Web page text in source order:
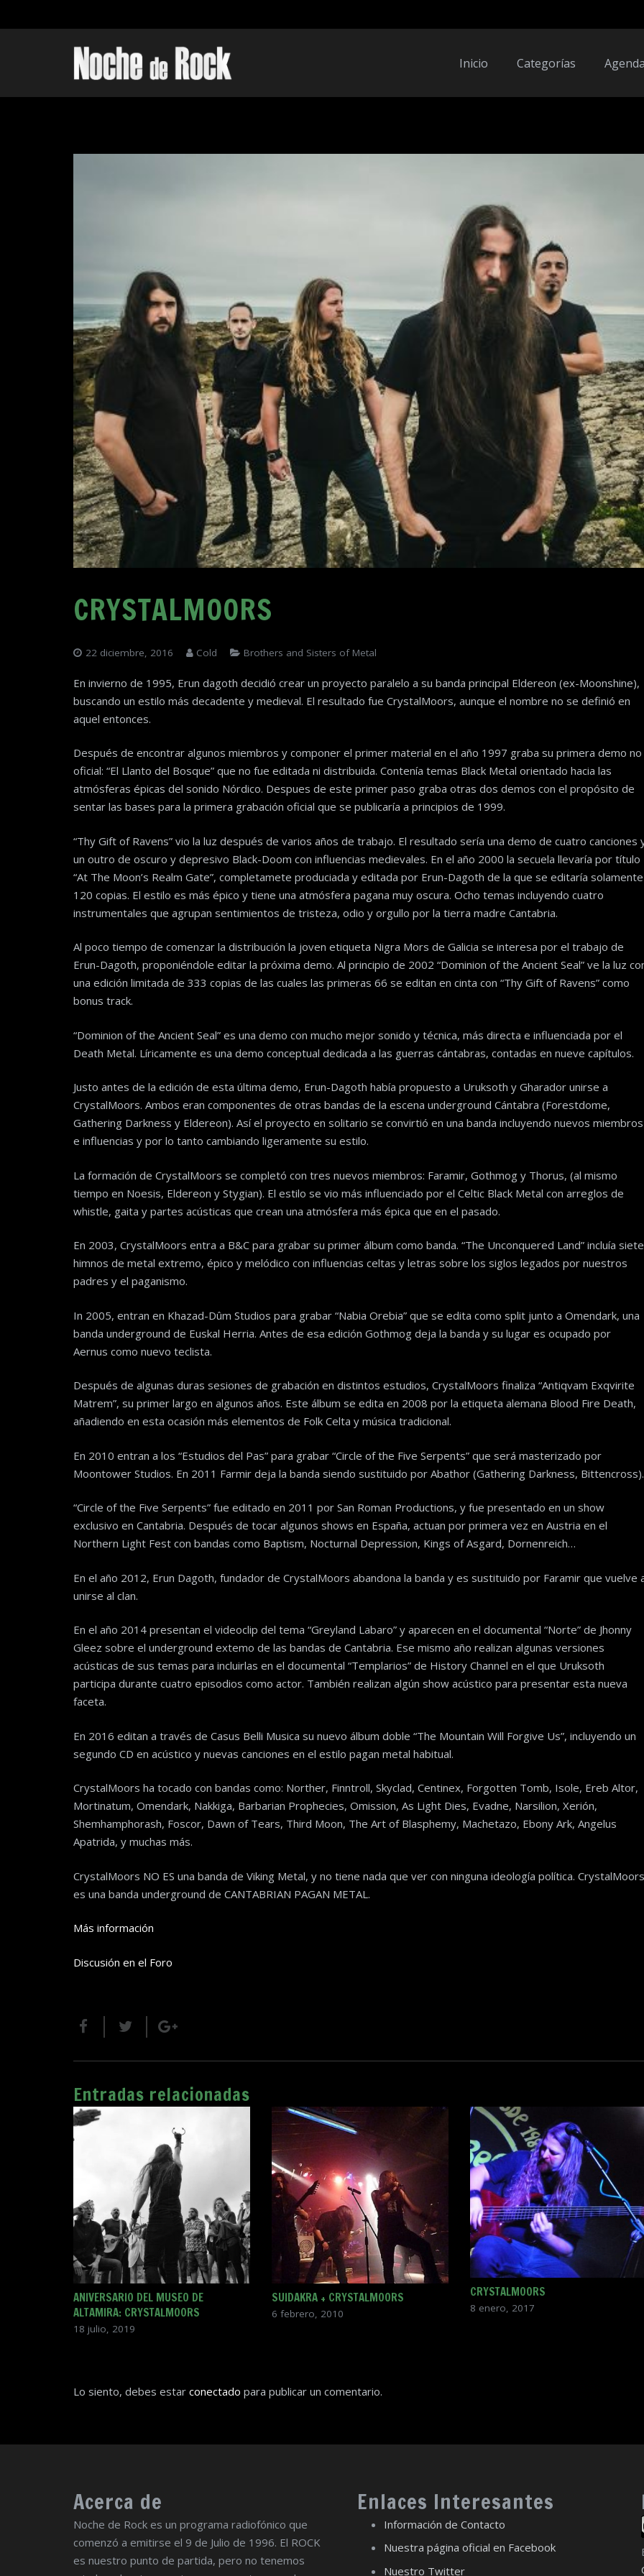
Inicio Categorías
CRYSTALMOORS
22 diciembre, 2016 Cold Brothers and Sisters of Metal
En invierno de 1995, Erun dagoth decidió crear un proyecto paralelo a su banda principal Eldereon (ex-Moonshine),
buscando un estilo más decadente y medieval. El resultado fue CrystalMoors, aunque el nombre no se definió en
aquel entonces.
Después de encontrar algunos miembros y componer el primer material en el año 1997 graba su primera demo no
oficial: “El Llanto del Bosque” que no fue editada ni distribuida. Contenía temas Black Metal orientado hacia las
atmósferas épicas del sonido Nórdico. Despues de este primer paso graba otras dos demos con el propósito de
sentar las bases para la primera grabación oficial que se publicaría a principios de 1999.
“Thy Gift of Ravens” vio la luz después de varios años de trabajo. El resultado sería una demo de cuatro canciones
un outro de oscuro y depresivo Black-Doom con influencias medievales. En el año 2000 la secuela llevaría por título
“At The Moon’s Realm Gate”, completamete produciada y editada por Erun-Dagoth de la que se editaría solamente
120 copias. El estilo es más épico y tiene una atmósfera pagana muy oscura. Ocho temas incluyendo cuatro
instrumentales que agrupan sentimientos de tristeza, odio y orgullo por la tierra madre Cantabria.
Al poco tiempo de comenzar la distribución la joven etiqueta Nigra Mors de Galicia se interesa por el trabajo de
Erun-Dagoth, proponiéndole editar la próxima demo. Al principio de 2002 “Dominion of the Ancient Seal” ve la luz
una edición limitada de 333 copias de las cuales las primeras 66 se editan en cinta con “Thy Gift of Ravens” como
bonus track.
“Dominion of the Ancient Seal” es una demo con mucho mejor sonido y técnica, más directa e influenciada por el
Death Metal. Líricamente es una demo conceptual dedicada a las guerras cántabras, contadas en nueve capítulos.
Justo antes de la edición de esta última demo, Erun-Dagoth había propuesto a Uruksoth y Gharador unirse a
CrystalMoors. Ambos eran componentes de otras bandas de la escena underground Cántabra (Forestdome,
Gathering Darkness y Eldereon). Así el proyecto en solitario se convirtió en una banda incluyendo nuevos miembros
e influencias y por lo tanto cambiando ligeramente su estilo.
La formación de CrystalMoors se completó con tres nuevos miembros: Faramir, Gothmog y Thorus, (al mismo
tiempo en Noesis, Eldereon y Stygian). El estilo se vio más influenciado por el Celtic Black Metal con arreglos de
whistle, gaita y partes acústicas que crean una atmósfera más épica que en el pasado.
En 2003, CrystalMoors entra a B&C para grabar su primer álbum como banda. “The Unconquered Land” incluía siete
himnos de metal extremo, épico y melódico con influencias celtas y letras sobre los siglos legados por nuestros
padres y el paganismo.
In 2005, entran en Khazad-Dûm Studios para grabar “Nabia Orebia” que se edita como split junto a Omendark, una
banda underground de Euskal Herria. Antes de esa edición Gothmog deja la banda y su lugar es ocupado por
Aernus como nuevo teclista.
Después de algunas duras sesiones de grabación en distintos estudios, CrystalMoors finaliza “Antiqvam Exqvirite
Matrem”, su primer largo en algunos años. Este álbum se edita en 2008 por la etiqueta alemana Blood Fire Death,
añadiendo en esta ocasión más elementos de Folk Celta y música tradicional.
En 2010 entran a los “Estudios del Pas” para grabar “Circle of the Five Serpents” que será masterizado por
Moontower Studios. En 2011 Farmir deja la banda siendo sustituido por Abathor (Gathering Darkness, Bittencross).
“Circle of the Five Serpents” fue editado en 2011 por San Roman Productions, y fue presentado en un show
exclusivo en Cantabria. Después de tocar algunos shows en España, actuan por primera vez en Austria en el
Northern Light Fest con bandas como Baptism, Nocturnal Depression, Kings of Asgard, Dornenreich…
En el año 2012, Erun Dagoth, fundador de CrystalMoors abandona la banda y es sustituido por Faramir que vuelve
unirse al clan.
En el año 2014 presentan el videoclip del tema “Greyland Labaro” y aparecen en el documental “Norte” de Jhonny
Gleez sobre el underground extemo de las bandas de Cantabria. Ese mismo año realizan algunas versiones
acústicas de sus temas para incluirlas en el documental “Templarios” de History Channel en el que Uruksoth
participa durante cuatro episodios como actor. También realizan algún show acústico para presentar esta nueva
faceta.
En 2016 editan a través de Casus Belli Musica su nuevo álbum doble “The Mountain Will Forgive Us”, incluyendo un
segundo CD en acústico y nuevas canciones en el estilo pagan metal habitual.
CrystalMoors ha tocado con bandas como: Norther, Finntroll, Skyclad, Centinex, Forgotten Tomb, Isole, Ereb Altor,
Mortinatum, Omendark, Nakkiga, Barbarian Prophecies, Omission, As Light Dies, Evadne, Narsilion, Xerión,
Shemhamphorash, Foscor, Dawn of Tears, Third Moon, The Art of Blasphemy, Machetazo, Ebony Ark, Angelus
Apatrida, y muchas más.
CrystalMoors NO ES una banda de Viking Metal, y no tiene nada que ver con ninguna ideología política. CrystalMoors
es una banda underground de CANTABRIAN PAGAN METAL.
Más información
Discusión en el Foro
Entradas relacionadas
ANIVERSARIO DEL MUSEO DE
ALTAMIRA: CRYSTALMOORS
18 julio, 2019
SUIDAKRA + CRYSTALMOORS
6 febrero, 2010
CRYSTALMOORS
8 enero, 2017
Lo siento, debes estar conectado para publicar un comentario.
Acerca de
Noche de Rock es un programa radiofónico que
comenzó a emitirse el 9 de Julio de 1996. El ROCK
es nuestro punto de partida, pero no tenemos
Enlaces Interesantes
Información de Contacto
Nuestra página oficial en Facebook
Nuestro Twitter